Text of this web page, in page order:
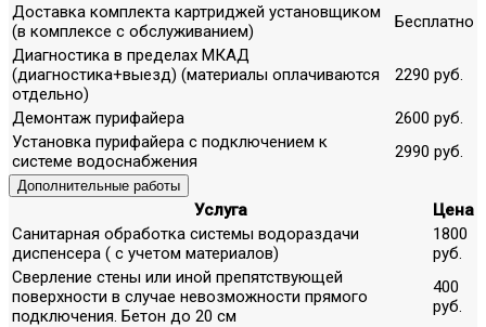
Доставка комплекта картриджей установщиком
(в комплексе с обслуживанием)
Бесплатно
Диагностика в пределах МКАД
(диагностика+выезд) (материалы оплачиваются
отдельно)
2290 руб.
Демонтаж пурифайера
2600 руб.
Установка пурифайера с подключением к
системе водоснабжения
2990 руб.
Дополнительные работы
Услуга
Цена
Санитарная обработка системы водораздачи
диспенсера ( с учетом материалов)
1800
руб.
Сверление стены или иной препятствующей
поверхности в случае невозможности прямого
подключения. Бетон до 20 см
400
руб.